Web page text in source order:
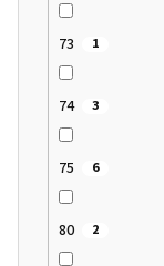
73 1
74 3
75 6
80 2